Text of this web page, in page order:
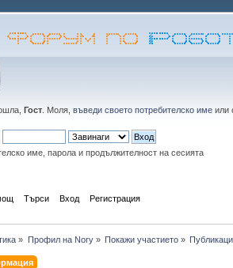
Гост . Моля, въведи своето потребителско име или
име, парола и продължителност на сесията
Търси Вход Регистрация
» Профил на Nory» Покажи участието»